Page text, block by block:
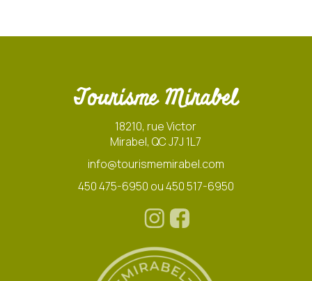
Tourisme Mirabel
18210, rue Victor
Mirabel, QC J7J 1L7
info@tourismemirabel.com
450 475-6950 ou 450 517-6950